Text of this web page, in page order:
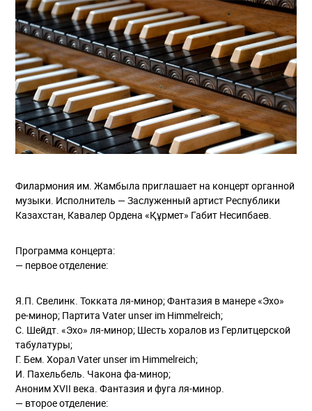
Филармония им. Жамбыла приглашает на концерт органной
музыки. Исполнитель — Заслуженный артист Республики
Казахстан, Кавалер Ордена «Құрмет» Габит Несипбаев.
Программа концерта:
— первое отделение:
Я.П. Свелинк. Токката ля-минор; Фантазия в манере «Эхо»
ре-минор; Партита Vater unser im Himmelreich;
С. Шейдт. «Эхо» ля-минор; Шесть хоралов из Герлитцерской
табулатуры;
Г. Бем. Хорал Vater unser im Himmelreich;
И. Пахельбель. Чакона фа-минор;
Аноним XVII века. Фантазия и фуга ля-минор.
— второе отделение: